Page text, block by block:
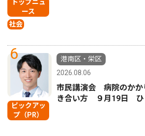
トップニュ
ース
社会
6
ピックアッ
プ（PR）
港南区・栄区
2026.08.06
市民講演会 病院のかか
き合い方 ９月19日 ひ